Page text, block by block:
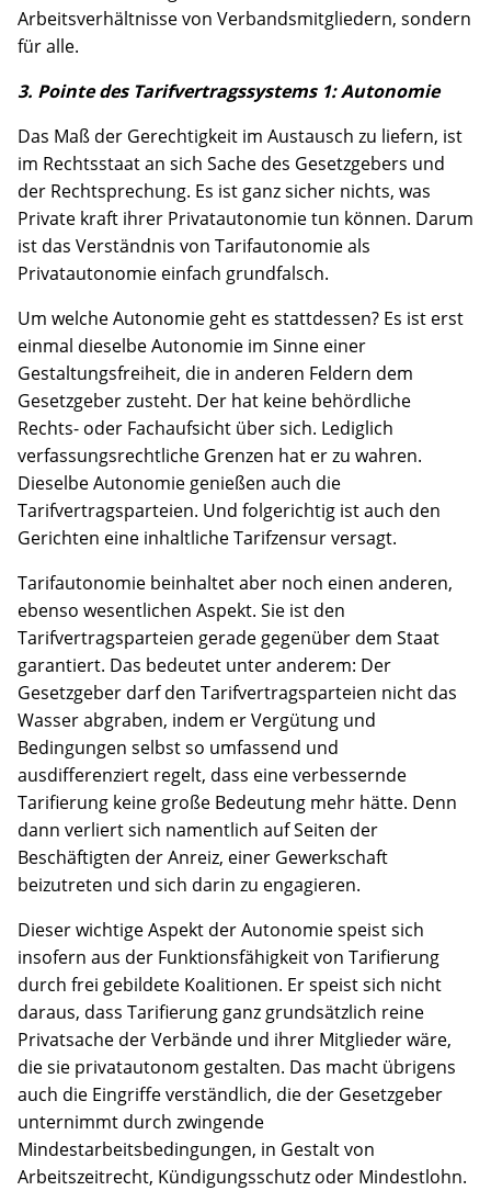
Arbeitsverhältnisse von Verbandsmitgliedern, sondern
für alle.
3. Pointe des Tarifvertragssystems 1: Autonomie
Das Maß der Gerechtigkeit im Austausch zu liefern, ist
im Rechtsstaat an sich Sache des Gesetzgebers und
der Rechtsprechung. Es ist ganz sicher nichts, was
Private kraft ihrer Privatautonomie tun können. Darum
ist das Verständnis von Tarifautonomie als
Privatautonomie einfach grundfalsch.
Um welche Autonomie geht es stattdessen? Es ist erst
einmal dieselbe Autonomie im Sinne einer
Gestaltungsfreiheit, die in anderen Feldern dem
Gesetzgeber zusteht. Der hat keine behördliche
Rechts- oder Fachaufsicht über sich. Lediglich
verfassungsrechtliche Grenzen hat er zu wahren.
Dieselbe Autonomie genießen auch die
Tarifvertragsparteien. Und folgerichtig ist auch den
Gerichten eine inhaltliche Tarifzensur versagt.
Tarifautonomie beinhaltet aber noch einen anderen,
ebenso wesentlichen Aspekt. Sie ist den
Tarifvertragsparteien gerade gegenüber dem Staat
garantiert. Das bedeutet unter anderem: Der
Gesetzgeber darf den Tarifvertragsparteien nicht das
Wasser abgraben, indem er Vergütung und
Bedingungen selbst so umfassend und
ausdifferenziert regelt, dass eine verbessernde
Tarifierung keine große Bedeutung mehr hätte. Denn
dann verliert sich namentlich auf Seiten der
Beschäftigten der Anreiz, einer Gewerkschaft
beizutreten und sich darin zu engagieren.
Dieser wichtige Aspekt der Autonomie speist sich
insofern aus der Funktionsfähigkeit von Tarifierung
durch frei gebildete Koalitionen. Er speist sich nicht
daraus, dass Tarifierung ganz grundsätzlich reine
Privatsache der Verbände und ihrer Mitglieder wäre,
die sie privatautonom gestalten. Das macht übrigens
auch die Eingriffe verständlich, die der Gesetzgeber
unternimmt durch zwingende
Mindestarbeitsbedingungen, in Gestalt von
Arbeitszeitrecht, Kündigungsschutz oder Mindestlohn.